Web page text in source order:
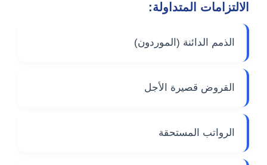
الالتزامات المتداولة:
الذمم الدائنة (الموردون)
القروض قصيرة الأجل
الرواتب المستحقة